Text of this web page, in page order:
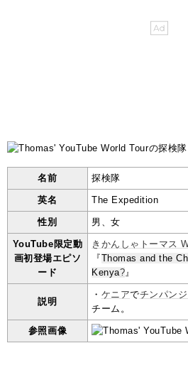
名前 探検隊
英名 The Expedition
性別 男、女
YouTube限定動
画初登場エピソ
ード
きかんしゃトーマス
『Thomas and the
Kenya? 』
説明
・ ケニアでチンパン
チーム。
参照画像